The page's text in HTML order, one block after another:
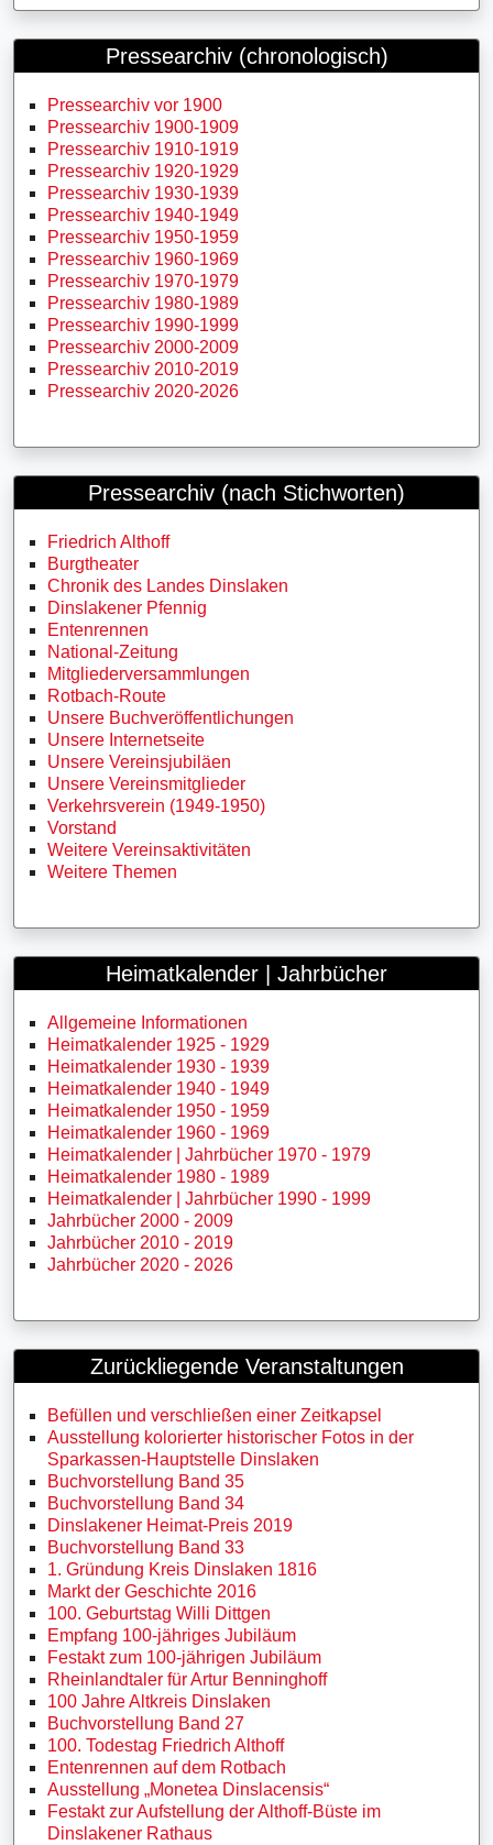
Pressearchiv (chronologisch)
Pressearchiv vor 1900
Pressearchiv 1900-1909
Pressearchiv 1910-1919
Pressearchiv 1920-1929
Pressearchiv 1930-1939
Pressearchiv 1940-1949
Pressearchiv 1950-1959
Pressearchiv 1960-1969
Pressearchiv 1970-1979
Pressearchiv 1980-1989
Pressearchiv 1990-1999
Pressearchiv 2000-2009
Pressearchiv 2010-2019
Pressearchiv 2020-2026
Pressearchiv (nach Stichworten)
Friedrich Althoff
Burgtheater
Chronik des Landes Dinslaken
Dinslakener Pfennig
Entenrennen
National-Zeitung
Mitgliederversammlungen
Rotbach-Route
Unsere Buchveröffentlichungen
Unsere Internetseite
Unsere Vereinsjubiläen
Unsere Vereinsmitglieder
Verkehrsverein (1949-1950)
Vorstand
Weitere Vereinsaktivitäten
Weitere Themen
Heimatkalender | Jahrbücher
Allgemeine Informationen
Heimatkalender 1925 - 1929
Heimatkalender 1930 - 1939
Heimatkalender 1940 - 1949
Heimatkalender 1950 - 1959
Heimatkalender 1960 - 1969
Heimatkalender | Jahrbücher 1970 - 1979
Heimatkalender 1980 - 1989
Heimatkalender | Jahrbücher 1990 - 1999
Jahrbücher 2000 - 2009
Jahrbücher 2010 - 2019
Jahrbücher 2020 - 2026
Zurückliegende Veranstaltungen
Befüllen und verschließen einer Zeitkapsel
Ausstellung kolorierter historischer Fotos in der
Sparkassen-Hauptstelle Dinslaken
Buchvorstellung Band 35
Buchvorstellung Band 34
Dinslakener Heimat-Preis 2019
Buchvorstellung Band 33
1. Gründung Kreis Dinslaken 1816
Markt der Geschichte 2016
100. Geburtstag Willi Dittgen
Empfang 100-jähriges Jubiläum
Festakt zum 100-jährigen Jubiläum
Rheinlandtaler für Artur Benninghoff
100 Jahre Altkreis Dinslaken
Buchvorstellung Band 27
100. Todestag Friedrich Althoff
Entenrennen auf dem Rotbach
Ausstellung „Monetea Dinslacensis“
Festakt zur Aufstellung der Althoff-Büste im
Dinslakener Rathaus